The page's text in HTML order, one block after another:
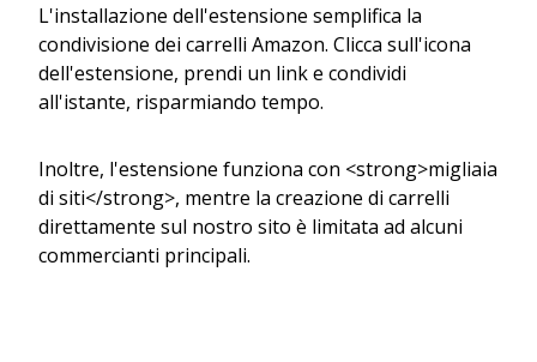
L'installazione dell'estensione semplifica la
condivisione dei carrelli Amazon. Clicca sull'icona
dell'estensione, prendi un link e condividi
all'istante, risparmiando tempo.
Inoltre, l'estensione funziona con <strong>migliaia
di siti</strong>, mentre la creazione di carrelli
direttamente sul nostro sito è limitata ad alcuni
commercianti principali.